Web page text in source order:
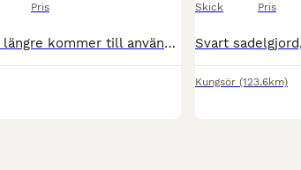
Pris
Säljer min sadelgjord eftersom den inte längre kommer till användning. Avtagbart fårskinn så man lätt kan rengöra. 120cm. Fint skick!
Skick Pris
Kungsör (123.6km)